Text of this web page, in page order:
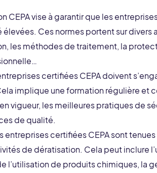
CEPA vise à garantir que les
Ces normes portent sur divers
les méthodes de traitement, la
certifiées CEPA doivent
implique une formation régulière et
vigueur, les meilleures pratiques de
de qualité.
entreprises certifiées CEPA sont
de dératisation. Cela peut inclure
l’utilisation de produits chimiques, la